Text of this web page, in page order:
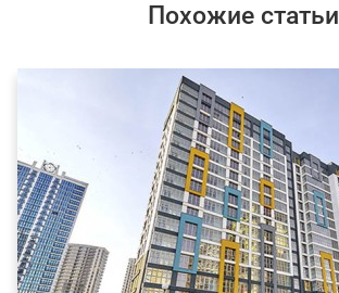
Похожие статьи